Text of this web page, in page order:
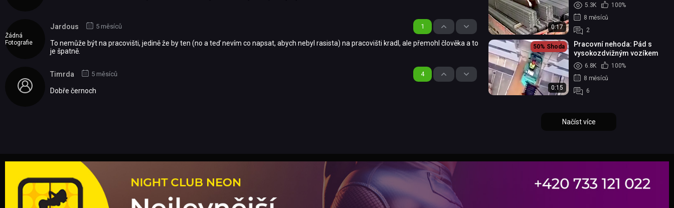
Žádná
Fotografie
1
Jardous 5 měsíců
To nemůže být na pracovišti, jedině že by ten (no a teď nevím co napsat, abych nebyl rasista) na pracovišti kradl, ale přemohl člověka a to
je špatně.
4
Timrda 5 měsíců
Dobře černoch
0:17
5.3K
100%
8 měsíců
2
50% Shoda
0:15
Pracovní nehoda: Pád s
vysokozdvižným vozíkem
6.8K
100%
8 měsíců
6
Načíst více